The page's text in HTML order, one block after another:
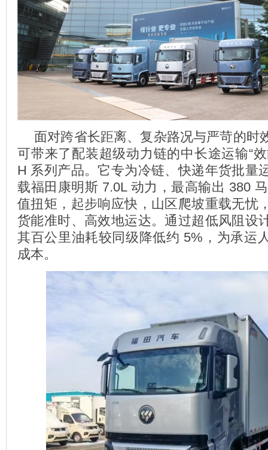
面对跨省长距离、复杂路况与严苛的时
可带来了配装超级动力链的中长途运输“
H 系列产品。它专为冷链、快递年货批量
载福田康明斯 7.0L 动力，最高输出 380
值扭矩，起步响应快，山区爬坡重载无忧
货能准时、高效地运达。通过超低风阻设
其百公里油耗较同级降低约 5%，为承运
成本。